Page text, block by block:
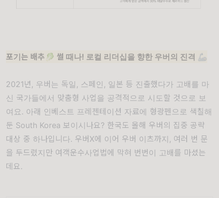
포기는 배추🥬 썰 때나! 로컬 리더십을 향한 우버의 진격 🦾
2021년, 우버는 독일, 스페인, 일본 등 진출했다가 고배를 마
신 국가들에서 맞춤형 사업을 공격적으로 시도할 것으로 보
여요. 아래 인베스트 프레젠테이션 자료에 형광펜으로 색칠해
둔 South Korea 보이시나요? 한국도 올해 우버의 집중 공략
대상 중 하나입니다. 우버X에 이어 우버 이츠까지, 여러 번 문
을 두드렸지만 여객운수사업법에 막혀 번번이 고배를 마셨는
데요.